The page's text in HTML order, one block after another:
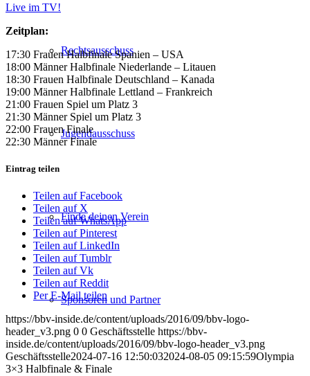
Rechtsausschuss
Jugendausschuss
Finde deinen Verein
Sponsoren und Partner
Live im TV!
Zeitplan:
17:30 Frauen HalbfinaleSpanien – USA
18:00 Männer Halbfinale Niederlande – Litauen
18:30 Frauen Halbfinale Deutschland – Kanada
19:00 Männer Halbfinale Lettland – Frankreich
21:00 Frauen Spiel um Platz 3
21:30 Männer Spiel um Platz 3
22:00 Frauen Finale
22:30 Männer Finale
Eintrag teilen
Teilen auf Facebook
Teilen auf X
Teilen auf WhatsApp
Teilen auf Pinterest
Teilen auf LinkedIn
Teilen auf Tumblr
Teilen auf Vk
Teilen auf Reddit
Per E-Mail teilen
https://bbv-inside.de/content/uploads/2016/09/bbv-logo-
header_v3.png 0 0 Geschäftsstelle https://bbv-
inside.de/content/uploads/2016/09/bbv-logo-header_v3.png
Geschäftsstelle2024-07-16 12:50:032024-08-05 09:15:59Olympia
3×3 Halbfinale & Finale